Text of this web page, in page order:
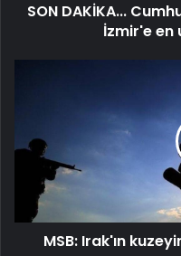
yokSON DAKİKA...
İzmir'e en
terörist
etkisiz
getirildi
MSB: Irak'ın